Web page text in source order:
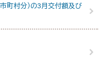
町村分）の3月交付額及び